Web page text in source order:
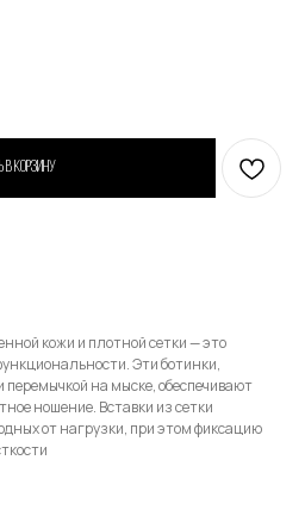
акциях первой!
в корзину
кожи и плотной сетки — это
Эти ботинки,
на мыске, обеспечивают
ношение. Вставки из сетки
от нагрузки, при этом фиксацию